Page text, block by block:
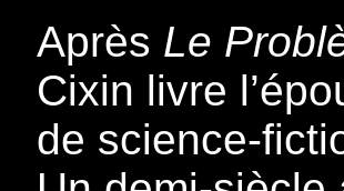
Après Le
Cixin livre
de science-